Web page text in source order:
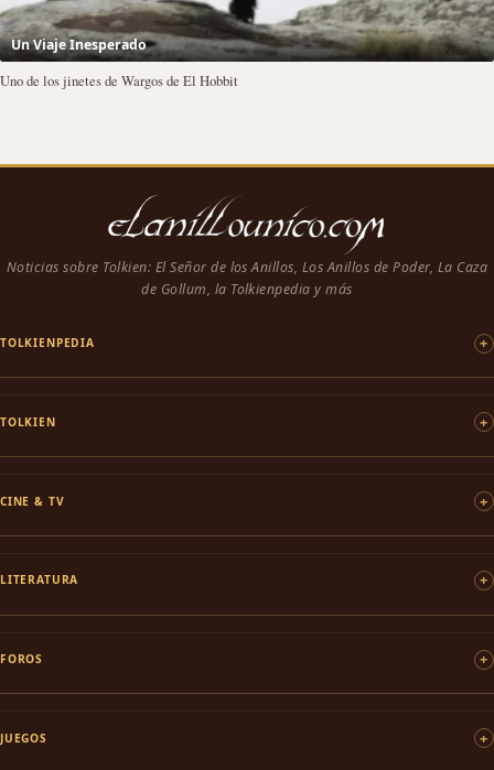
Un Viaje Inesperado
Uno de los jinetes de Wargos de El Hobbit
Noticias sobre Tolkien: El Señor de los Anillos, Los Anillos de Poder, La Caza
de Gollum, la Tolkienpedia y más
TOLKIENPEDIA
TOLKIEN
CINE & TV
LITERATURA
FOROS
JUEGOS